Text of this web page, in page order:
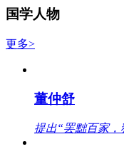
国学人物
更多>
董仲舒
提出“罢黜百家